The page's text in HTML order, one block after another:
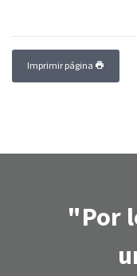
Imprimir página
"Por